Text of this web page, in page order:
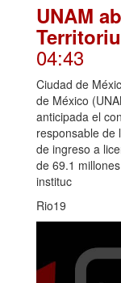
UNAM
04:43
Ciudad de
de México
anticipada el
responsable de
de ingreso a
de 69.1
instituc
Rio19